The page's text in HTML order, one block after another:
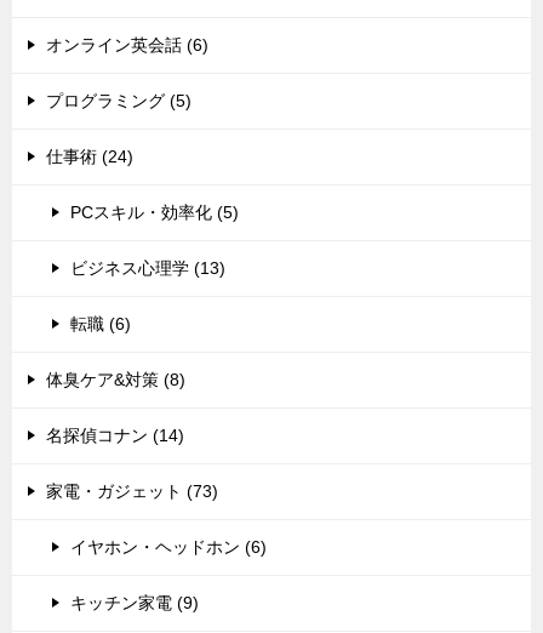
オンライン英会話 (6)
プログラミング (5)
仕事術 (24)
PCスキル・効率化 (5)
ビジネス心理学 (13)
転職 (6)
体臭ケア&対策 (8)
名探偵コナン (14)
家電・ガジェット (73)
イヤホン・ヘッドホン (6)
キッチン家電 (9)